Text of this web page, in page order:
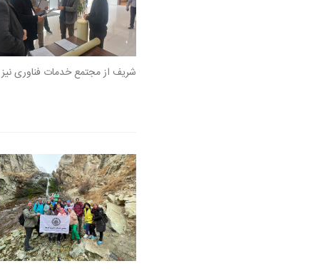
شریف از مجتمع خدمات فناوری نیز